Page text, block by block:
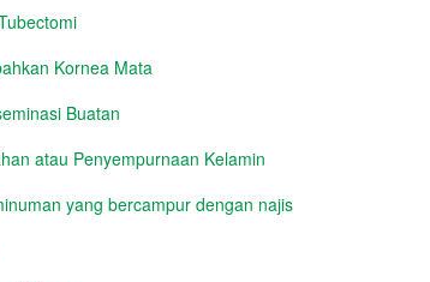
Kornea Mata
Buatan
atau Penyempurnaan Kelamin
yang bercampur dengan najis